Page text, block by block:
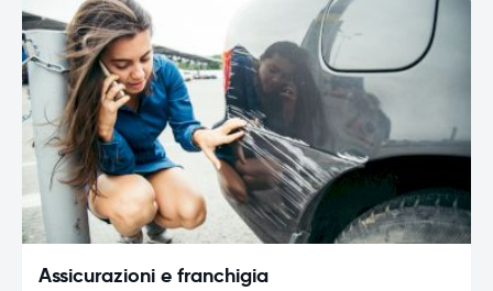
Assicurazioni e franchigia